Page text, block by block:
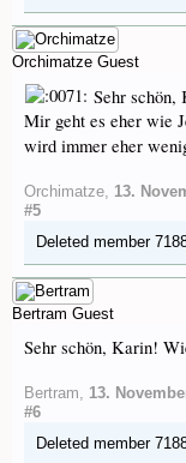
Orchimatze Guest
Sehr schön,
Mir geht es eher wie
wird immer eher
Orchimatze, 13.
#5
Deleted member
Bertram Guest
Sehr schön, Karin!
Bertram, 13.
#6
Deleted member